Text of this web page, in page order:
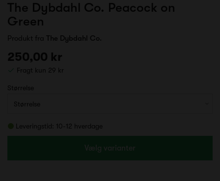
The Dybdahl Co. Peacock on
Green
Produkt fra The Dybdahl Co.
250,00 kr
Fragt kun 29 kr
Størrelse
Leveringstid: 10-12 hverdage
Vælg varianter